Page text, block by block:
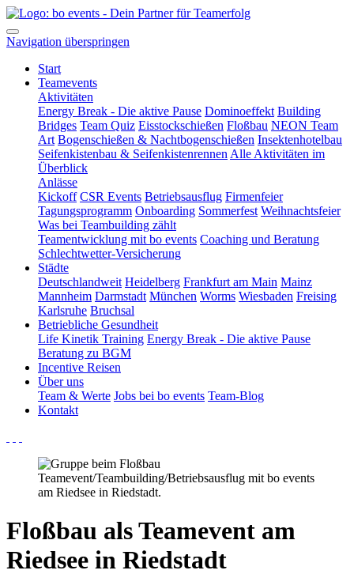
Navigation überspringen
Start
Teamevents
Aktivitäten
Energy Break - Die aktive Pause Dominoeffekt Building
Bridges Team Quiz Eisstockschießen Floßbau NEON Team
Art Bogenschießen & Nachtbogenschießen Insektenhotelbau
Seifenkistenbau & Seifenkistenrennen Alle Aktivitäten im
Überblick
Anlässe
Kickoff CSR Events Betriebsausflug Firmenfeier
Tagungsprogramm Onboarding Sommerfest Weihnachtsfeier
Was bei Teambuilding zählt
Teamentwicklung mit bo events Coaching und Beratung
Schlechtwetter-Versicherung
Städte
Deutschlandweit Heidelberg Frankfurt am Main Mainz
Mannheim Darmstadt München Worms Wiesbaden Freising
Karlsruhe Bruchsal
Betriebliche Gesundheit
Life Kinetik Training Energy Break - Die aktive Pause
Beratung zu BGM
Incentive Reisen
Über uns
Team & Werte Jobs bei bo events Team-Blog
Kontakt
Floßbau als Teamevent am
Riedsee in Riedstadt